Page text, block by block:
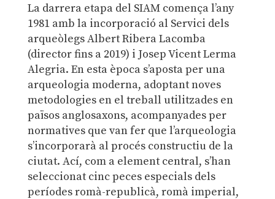
La darrera etapa del SIAM comença l’any
1981 amb la incorporació al Servici dels
arqueòlegs Albert Ribera Lacomba
(director fins a 2019) i Josep Vicent Lerma
Alegria. En esta època s’aposta per una
arqueologia moderna, adoptant noves
metodologies en el treball utilitzades en
països anglosaxons, acompanyades per
normatives que van fer que l’arqueologia
s’incorporarà al procés constructiu de la
ciutat. Ací, com a element central, s’han
seleccionat cinc peces especials dels
períodes romà-republicà, romà imperial,